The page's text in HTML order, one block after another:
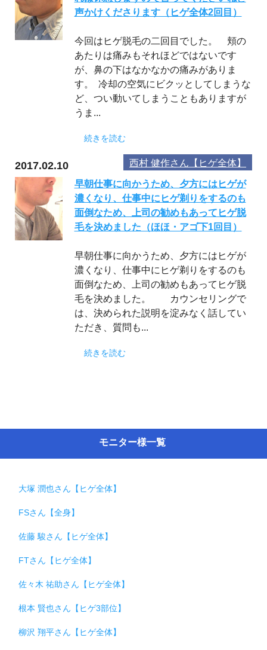
声かけくださります（ヒゲ全体2回目）
今回はヒゲ脱毛の二回目でした。 頬の
あたりは痛みもそれほどではないです
が、鼻の下はなかなかの痛みがありま
す。 冷却の空気にビクッとしてしまうな
ど、つい動いてしまうこともありますが
うま...
続きを読む
2017.02.10 西村 健作さん【ヒゲ全体】
早朝仕事に向かうため、夕方にはヒゲが
濃くなり、仕事中にヒゲ剃りをするのも
面倒なため、上司の勧めもあってヒゲ脱
毛を決めました（ほほ・アゴ下1回目）
早朝仕事に向かうため、夕方にはヒゲが
濃くなり、仕事中にヒゲ剃りをするのも
面倒なため、上司の勧めもあってヒゲ脱
毛を決めました。 カウンセリングで
は、決められた説明を淀みなく話してい
ただき、質問も...
続きを読む
モニター様一覧
大塚 潤也さん【ヒゲ全体】
FSさん【全身】
佐藤 駿さん【ヒゲ全体】
FTさん【ヒゲ全体】
佐々木 祐助さん【ヒゲ全体】
根本 賢也さん【ヒゲ3部位】
柳沢 翔平さん【ヒゲ全体】